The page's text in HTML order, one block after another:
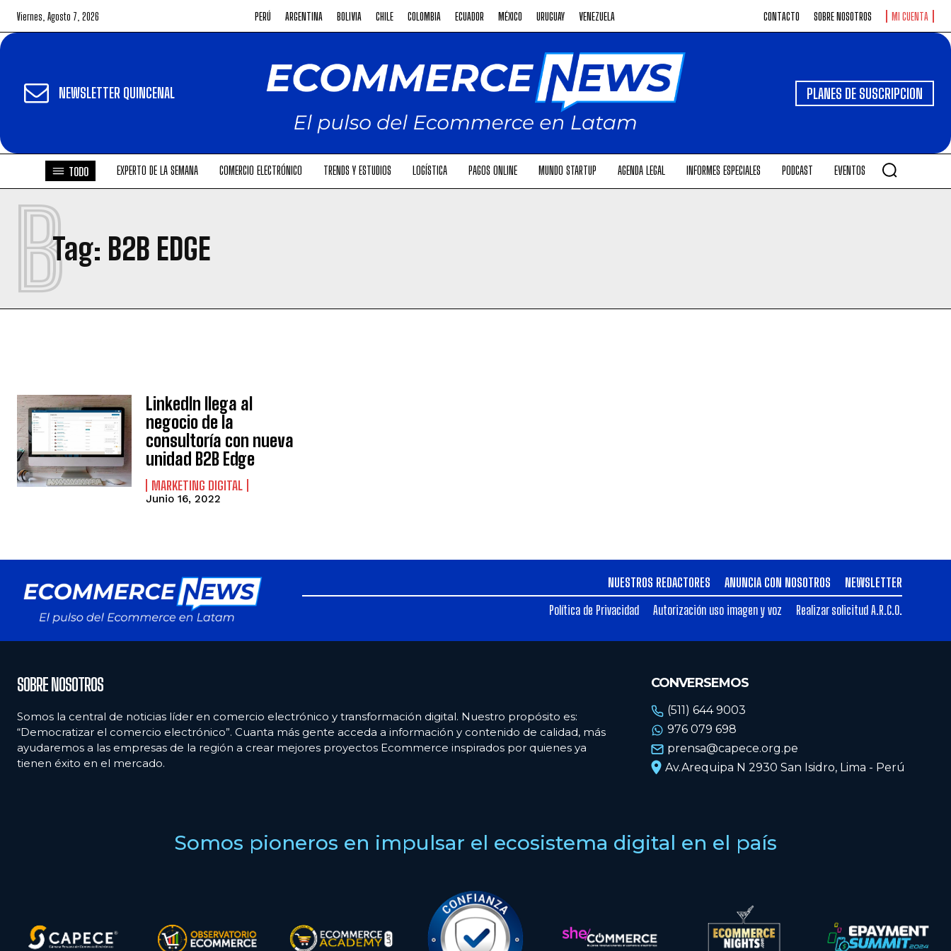
Viernes, Agosto 7, 2026 PERÚ ARGENTINA BOLIVIA CHILE COLOMBIA ECUADOR MÉXICO URUGUAY VENEZUELA CONTACTO SOBRE NOSOTROS MI CUENTA
NEWSLETTER QUINCENAL PLANES DE SUSCRIPCION
TODO EXPERTO DE LA SEMANA COMERCIO ELECTRÓNICO TRENDS Y ESTUDIOS LOGÍSTICA PAGOS ONLINE MUNDO STARTUP AGENDA LEGAL INFORMES ESPECIALES PODCAST EVENTOS
Tag: B2B EDGE
B
Linkedln llega al
negocio de la
consultoría con nueva
unidad B2B Edge
MARKETING DIGITAL
Junio 16, 2022
NUESTROS REDACTORES ANUNCIA CON NOSOTROS
NEWSLETTER
Política de Privacidad
Autorización uso imagen y voz Realizar solicitud A.R.C.O.
SOBRE NOSOTROS
Somos la central de noticias líder en comercio electrónico y transformación digital. Nuestro propósito es:
“Democratizar el comercio electrónico”. Cuanta más gente acceda a información y contenido de calidad, más
ayudaremos a las empresas de la región a crear mejores proyectos Ecommerce inspirados por quienes ya
tienen éxito en el mercado.
CONVERSEMOS
(511) 644 9003
976 079 698
prensa@capece.org.pe
Av.Arequipa N 2930 San Isidro, Lima - Perú
Somos pioneros en impulsar el ecosistema digital en el país